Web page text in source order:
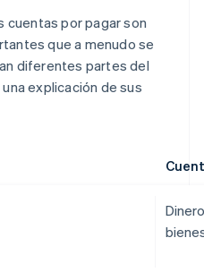
cuentas por pagar son
que a menudo se
diferentes partes del
explicación de sus